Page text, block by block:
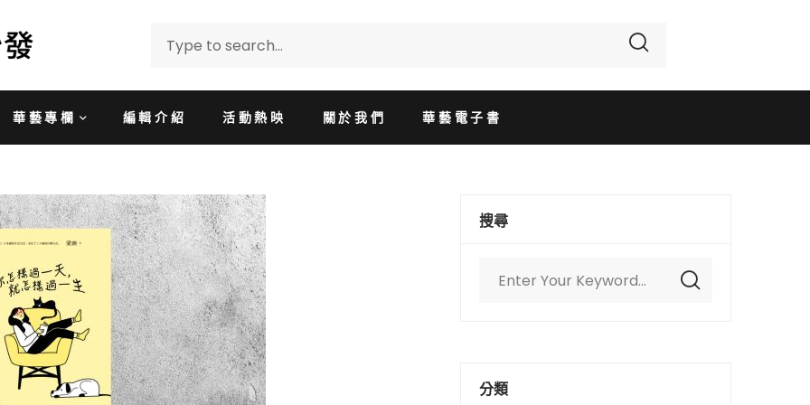
華藝專欄 編輯介紹 活動熱映 關於我們 華藝電子書
搜尋
分類